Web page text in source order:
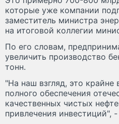
которые уже компании
заместитель министра
на итоговой коллегии
По его словам,
увеличить производство
тонн.
"На наш взгляд, это
полного обеспечения
качественных чистых
привлечения инвестиций",